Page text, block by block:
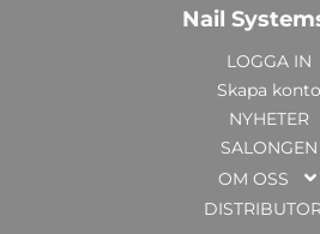
Nail
LOGGA IN
Skapa konto
NYHETER
SALONGEN
OM OSS